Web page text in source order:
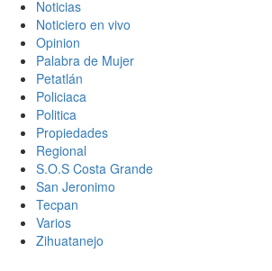
Noticias
Noticiero en vivo
Opinion
Palabra de Mujer
Petatlán
Policiaca
Politica
Propiedades
Regional
S.O.S Costa Grande
San Jeronimo
Tecpan
Varios
Zihuatanejo